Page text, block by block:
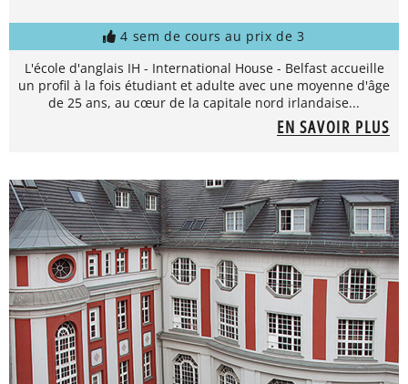
4 sem de cours au prix de 3
L'école d'anglais IH - International House - Belfast accueille
un profil à la fois étudiant et adulte avec une moyenne d'âge
de 25 ans, au cœur de la capitale nord irlandaise...
EN SAVOIR PLUS